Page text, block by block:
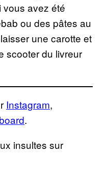
vous avez été
ou des pâtes au
une carotte et
scooter du livreur
Instagram,
.
insultes sur